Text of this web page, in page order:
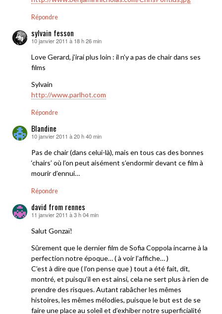
Répondre
sylvain fesson
dit :
10 janvier 2011 à 18 h 26 min
Love Gerard, j’irai plus loin : il n’y a pas de chair dans ses
films
Sylvain
http://www.parlhot.com
Répondre
Blandine
dit :
10 janvier 2011 à 20 h 40 min
Pas de chair (dans celui-là), mais en tous cas des bonnes
‘chairs’ où l’on peut aisément s’endormir devant ce film à
mourir d’ennui…
Répondre
david from rennes
dit :
11 janvier 2011 à 3 h 04 min
Salut Gonzaï!
Sûrement que le dernier film de Sofia Coppola incarne à la
perfection notre époque… ( à voir l’affiche… )
C’est à dire que ( l’on pense que ) tout a été fait, dit,
montré, et puisqu’il en est ainsi, cela ne sert plus à rien de
prendre des risques. Autant rabâcher les mêmes
histoires, les mêmes mélodies, puisque le but est de se
faire une place au soleil et d’exhiber notre superficialité